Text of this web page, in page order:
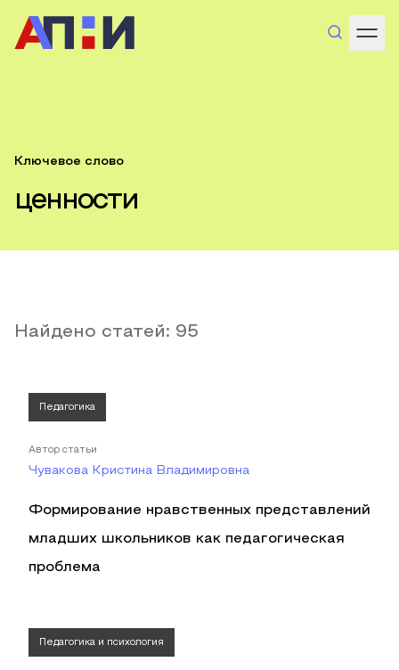
Ключевое слово
ценности
Найдено статей: 95
Педагогика
Автор статьи
Чувакова Кристина Владимировна
Формирование нравственных представлений
младших школьников как педагогическая
проблема
Педагогика и психология